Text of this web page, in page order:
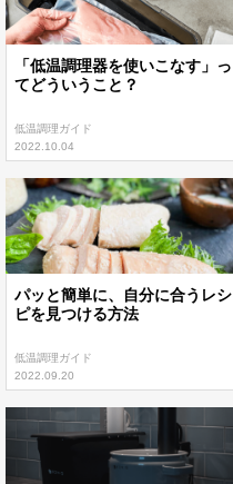
「低温調理器を使いこなす」っ
てどういうこと？
低温調理ガイド
2022.10.04
パッと簡単に、自分に合うレシ
ピを見つける方法
低温調理ガイド
2022.09.20